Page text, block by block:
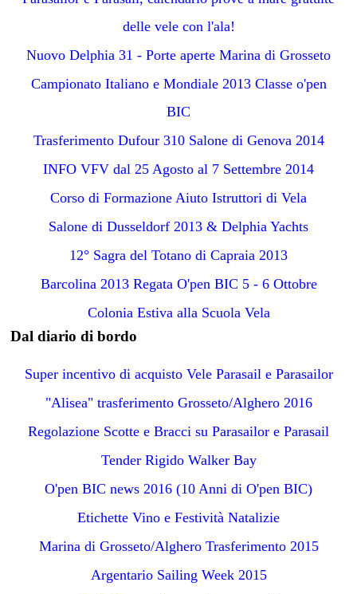
delle vele con l'ala!
Nuovo Delphia 31 - Porte aperte Marina di Grosseto
Campionato Italiano e Mondiale 2013 Classe o'pen
BIC
Trasferimento Dufour 310 Salone di Genova 2014
INFO VFV dal 25 Agosto al 7 Settembre 2014
Corso di Formazione Aiuto Istruttori di Vela
Salone di Dusseldorf 2013 & Delphia Yachts
12° Sagra del Totano di Capraia 2013
Barcolina 2013 Regata O'pen BIC 5 - 6 Ottobre
Colonia Estiva alla Scuola Vela
Dal diario di bordo
Super incentivo di acquisto Vele Parasail e Parasailor
"Alisea" trasferimento Grosseto/Alghero 2016
Regolazione Scotte e Bracci su Parasailor e Parasail
Tender Rigido Walker Bay
O'pen BIC news 2016 (10 Anni di O'pen BIC)
Etichette Vino e Festività Natalizie
Marina di Grosseto/Alghero Trasferimento 2015
Argentario Sailing Week 2015